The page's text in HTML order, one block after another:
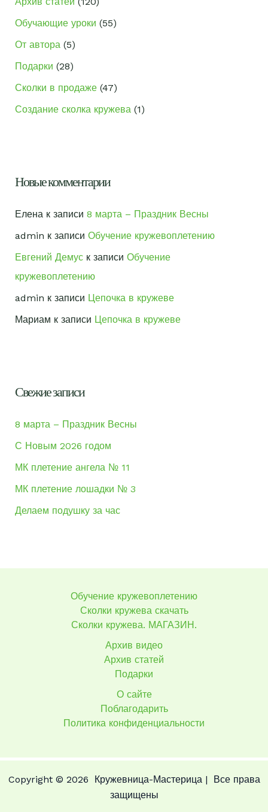
Обучающие уроки (55)
От автора(5)
Подарки (28)
Сколки в продаже(47)
Создание сколка кружева(1)
Новые комментарии
Еленак записи 8 марта – Праздник Весны
admin к записи Обучение кружевоплетению
Евгений Демуск записи Обучение
кружевоплетению
admin к записи Цепочка в кружеве
Мариам к записи Цепочка в кружеве
Свежие записи
8 марта – Праздник Весны
С Новым 2026 годом
МК плетение ангела № 11
МК плетение лошадки № 3
Делаем подушку за час
Обучение кружевоплетению
Сколки кружева скачать
Сколки кружева. МАГАЗИН.
Архив видео
Архив статей
Подарки
О сайте
Поблагодарить
Политика конфиденциальности
Copyright © 2026 Кружевница-Мастерица | Все права
защищены